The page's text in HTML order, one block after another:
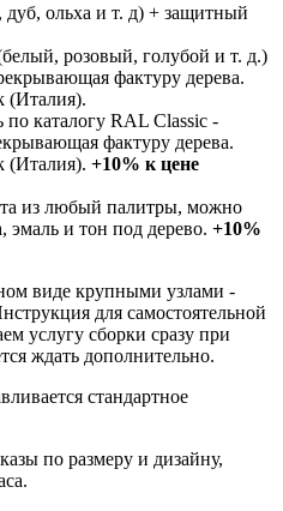
дуб, ольха и т. д) + защитный
розовый, голубой и т. д.)
фактуру дерева.
(Италия).
каталогу RAL Classic -
фактуру дерева.
(Италия). +10% к цене
из любый палитры, можно
эмаль и тон под дерево. +10%
виде крупными узлами -
для самостоятельной
услугу сборки сразу при
ждать дополнительно.
стандартное
по размеру и дизайну,